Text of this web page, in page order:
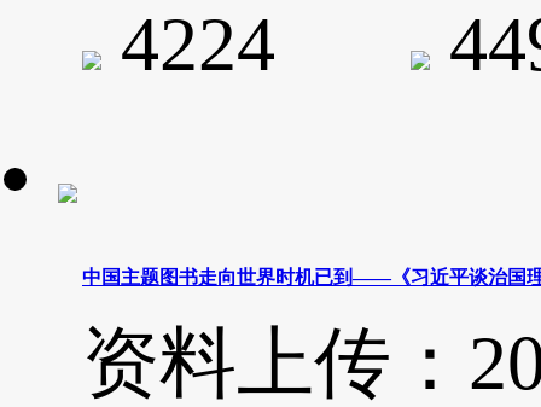
4224
中国主题图书走向世界时机已到——《习近平谈治国
资料上传：